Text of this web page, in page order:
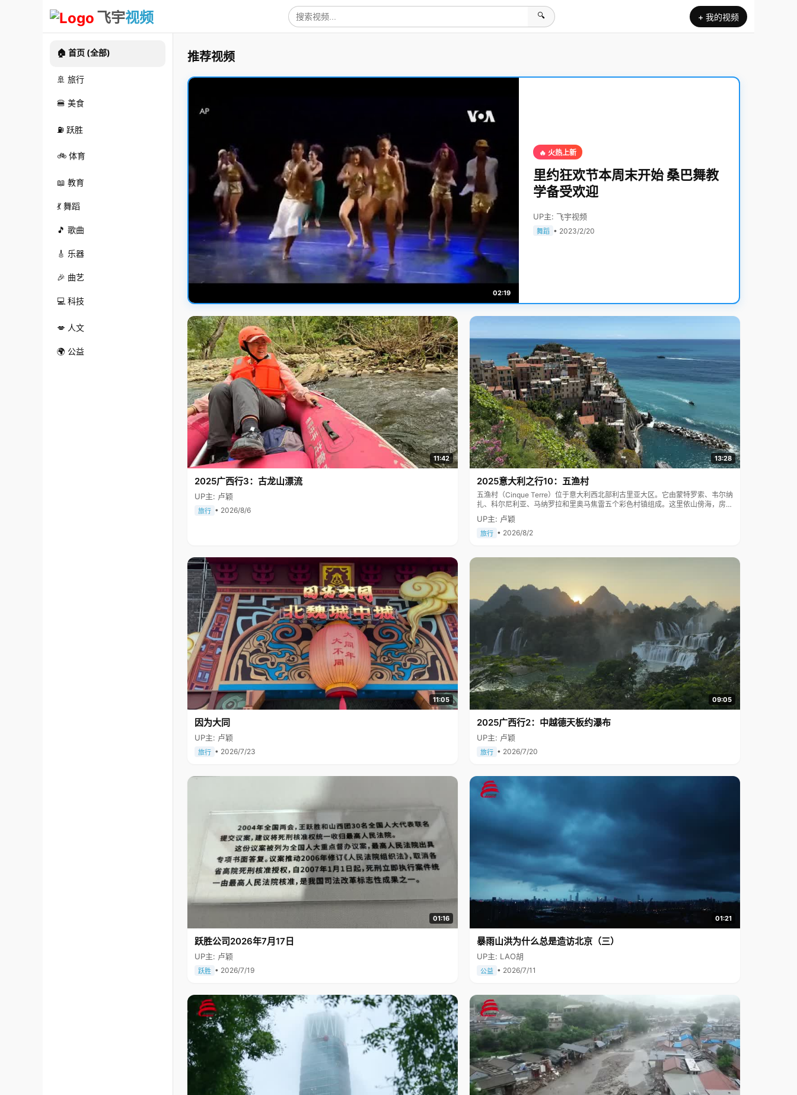
飞宇视频 🔍 + 我的视频
🏠 首页 (全部)
🚢 旅行
🍔 美食
⛽ 跃胜
🚲 体育
📖 教育
💃 舞蹈
🎵 歌曲
🎸 乐器
🎉 曲艺
💻 科技
💋 人文
🌍 公益
推荐视频
02:19
🔥 火热上新
里约狂欢节本周末开始 桑巴舞教
学备受欢迎
UP主: 飞宇视频
舞蹈 • 2023/2/20
11:42
2025广西行3：古龙山漂流
UP主: 卢颖
旅行 • 2026/8/6
13:28
2025意大利之行10：五渔村
五渔村（Cinque Terre）位于意大利西北部利古里亚大区。它由蒙特罗索、韦尔纳
扎、科尔尼利亚、马纳罗拉和里奥马焦雷五个彩色村镇组成。这里依山傍海，房屋
色彩斑斓，1997年被列为世界文化遗产。
UP主: 卢颖
旅行 • 2026/8/2
11:05
因为大同
UP主: 卢颖
旅行 • 2026/7/23
09:05
2025广西行2：中越德天板约瀑布
UP主: 卢颖
旅行 • 2026/7/20
01:16
跃胜公司2026年7月17日
UP主: 卢颖
跃胜 • 2026/7/19
01:21
暴雨山洪为什么总是造访北京（三）
UP主: LAO胡
公益 • 2026/7/11